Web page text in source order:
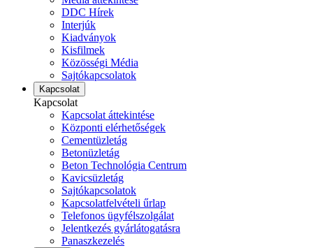
DDC Hírek
Interjúk
Kiadványok
Kisfilmek
Közösségi Média
Sajtókapcsolatok
Kapcsolat
Kapcsolat
Kapcsolat áttekintése
Központi elérhetőségek
Cementüzletág
Betonüzletág
Beton Technológia Centrum
Kavicsüzletág
Sajtókapcsolatok
Kapcsolatfelvételi űrlap
Telefonos ügyfélszolgálat
Jelentkezés gyárlátogatásra
Panaszkezelés